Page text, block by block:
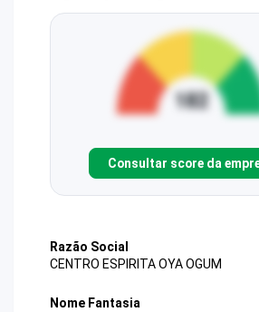
Consultar score da
Razão Social
CENTRO ESPIRITA OYA OGUM
Nome Fantasia